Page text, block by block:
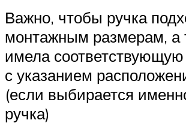
Важно, чтобы ручка
монтажным размерам, а
имела соответствующую
с указанием
(если выбирается
ручка)